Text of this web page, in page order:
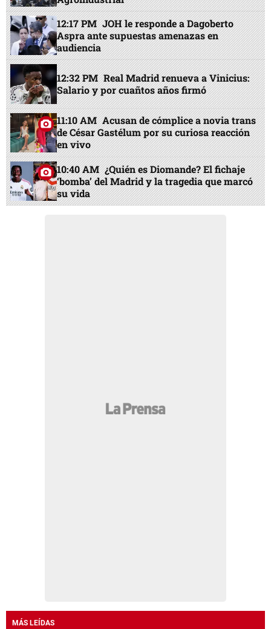
12:17 PM JOH le responde a Dagoberto
Aspra ante supuestas amenazas en
audiencia
12:32 PM Real Madrid renueva a Vinicius:
Salario y por cuañtos años firmó
11:10 AM Acusan de cómplice a novia trans
de César Gastélum por su curiosa reacción
en vivo
10:40 AM ¿Quién es Diomande? El fichaje
‘bomba’ del Madrid y la tragedia que marcó
su vida
MÁS LEÍDAS